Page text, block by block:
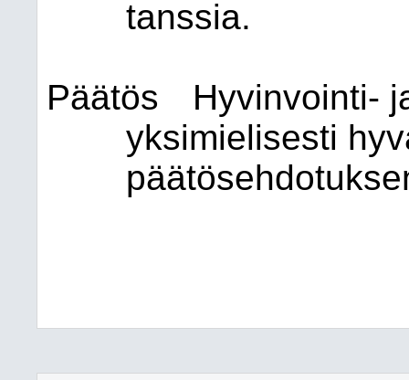
tanssia.
Päätös
Hyvinvointi-
yksimielisesti